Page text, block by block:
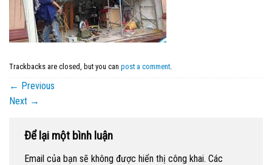
Trackbacks are closed, but you can post a comment.
← Previous
Next →
Để lại một bình luận
Email của bạn sẽ không được hiển thị công khai. Các